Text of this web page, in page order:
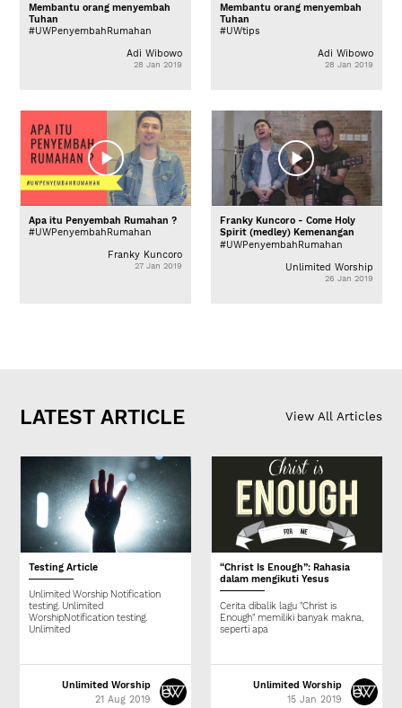
Membantu orang menyembah
Tuhan
#UWPenyembahRumahan
Adi Wibowo
28 Jan 2019
Membantu orang menyembah
Tuhan
#UWtips
Adi Wibowo
28 Jan 2019
Apa itu Penyembah Rumahan ?
#UWPenyembahRumahan
Franky Kuncoro
27 Jan 2019
Franky Kuncoro - Come Holy
Spirit (medley) Kemenangan
Terjadi Di Sini
#UWPenyembahRumahan
Unlimited Worship
26 Jan 2019
LATEST ARTICLE View All Articles
Testing Article
Unlimited Worship Notification
testing. Unlimited
WorshipNotification testing.
Unlimited
Unlimited Worship
21 Aug 2019
“Christ Is Enough”: Rahasia
dalam mengikuti Yesus
Cerita dibalik lagu "Christ is
Enough" memiliki banyak makna,
seperti apa
Unlimited Worship
15 Jan 2019